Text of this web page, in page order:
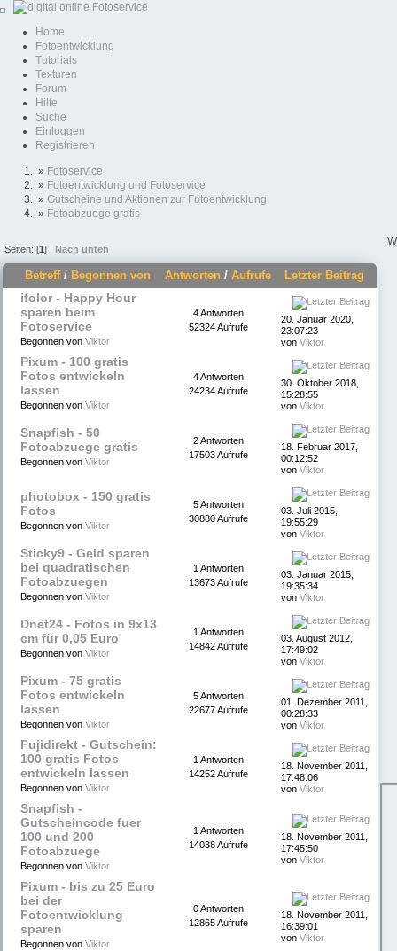
Home
Fotoentwicklung
Tutorials
Texturen
Forum
Hilfe
Suche
Einloggen
Registrieren
» Fotoservice
» Fotoentwicklung und Fotoservice
» Gutscheine und Aktionen zur Fotoentwicklung
» Fotoabzuege gratis
Seiten: [1] Nach unten
Betreff/ Begonnen von Antworten / Aufrufe
Letzter Beitrag
ifolor - Happy Hour
sparen beim
Fotoservice
Begonnen von Viktor
4 Antworten
52324 Aufrufe
20. Januar 2020,
23:07:23
von Viktor
Pixum - 100 gratis
Fotos entwickeln
lassen
Begonnen von Viktor
4 Antworten
24234 Aufrufe
30. Oktober 2018,
15:28:55
von Viktor
Snapfish - 50
Fotoabzuege gratis
Begonnen von Viktor
2 Antworten
17503 Aufrufe
18. Februar 2017,
00:12:52
von Viktor
photobox - 150 gratis
Fotos
Begonnen von Viktor
5 Antworten
30880 Aufrufe
03. Juli 2015,
19:55:29
von Viktor
Sticky9 - Geld sparen
bei quadratischen
Fotoabzuegen
Begonnen von Viktor
1 Antworten
13673 Aufrufe
03. Januar 2015,
19:35:34
von Viktor
Dnet24 - Fotos in 9x13
cm für 0,05 Euro
Begonnen von Viktor
1 Antworten
14842 Aufrufe
03. August 2012,
17:49:02
von Viktor
Pixum - 75 gratis
Fotos entwickeln
lassen
Begonnen von Viktor
5 Antworten
22677 Aufrufe
01. Dezember 2011,
00:28:33
von Viktor
Fujidirekt - Gutschein:
100 gratis Fotos
entwickeln lassen
Begonnen von Viktor
1 Antworten
14252 Aufrufe
18. November 2011,
17:48:06
von Viktor
Snapfish -
Gutscheincode fuer
100 und 200
Fotoabzuege
Begonnen von Viktor
1 Antworten
14038 Aufrufe
18. November 2011,
17:45:50
von Viktor
Pixum - bis zu 25 Euro
bei der
Fotoentwicklung
sparen
Begonnen von Viktor
0 Antworten
12865 Aufrufe
18. November 2011,
16:39:01
von Viktor